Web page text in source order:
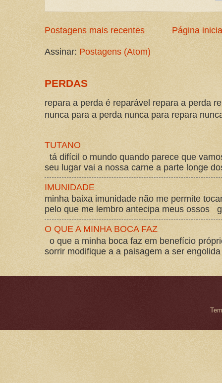
Postagens mais recentes Página
Assinar: Postagens (Atom)
PERDAS
repara a perda é reparável repara a perda
nunca para a perda nunca para repara
TUTANO
tá difícil o mundo quando parece que
seu lugar vai a nossa carne a parte longe
IMUNIDADE
minha baixa imunidade não me permite
pelo que me lembro antecipa meus ossos
O QUE A MINHA BOCA FAZ
o que a minha boca faz em benefício
sorrir modifique a a paisagem a ser